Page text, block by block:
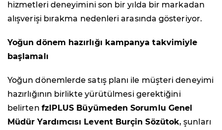
hizmetleri deneyimini son bir yılda bir markadan
alışverişi bırakma nedenleri arasında gösteriyor.
Yoğun dönem hazırlığı kampanya takvimiyle
başlamalı
Yoğun dönemlerde satış planı ile müşteri deneyimi
hazırlığının birlikte yürütülmesi gerektiğini
belirten fzlPLUS Büyümeden Sorumlu Genel
Müdür Yardımcısı Levent Burçin Sözütok, şunları